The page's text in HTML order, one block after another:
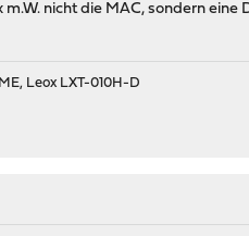
nicht die MAC, sondern eine
Leox LXT-010H-D